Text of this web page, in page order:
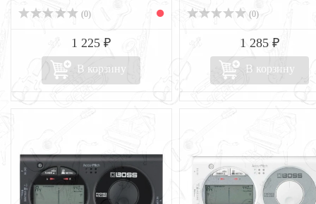
(0)
1 225 ₽
В корзину
(0)
1 285 ₽
В корзину